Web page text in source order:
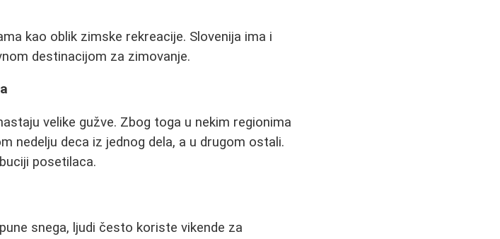
kao oblik zimske rekreacije. Slovenija ima i
destinacijom za zimovanje.
velike gužve. Zbog toga u nekim regionima
nedelju deca iz jednog dela, a u drugom ostali.
posetilaca.
snega, ljudi često koriste vikende za